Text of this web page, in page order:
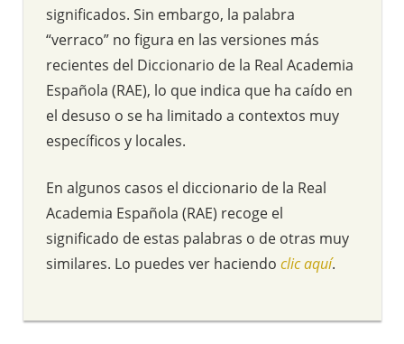
significados. Sin embargo, la palabra
“verraco” no figura en las versiones más
recientes del Diccionario de la Real Academia
Española (RAE), lo que indica que ha caído en
el desuso o se ha limitado a contextos muy
específicos y locales.
En algunos casos el diccionario de la Real
Academia Española (RAE) recoge el
significado de estas palabras o de otras muy
similares. Lo puedes ver haciendo clic aquí.